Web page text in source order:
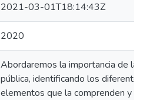
2021-03-01T18:14:43Z
2020
Abordaremos la importancia de la
pública, identificando los diferentes
elementos que la comprenden y